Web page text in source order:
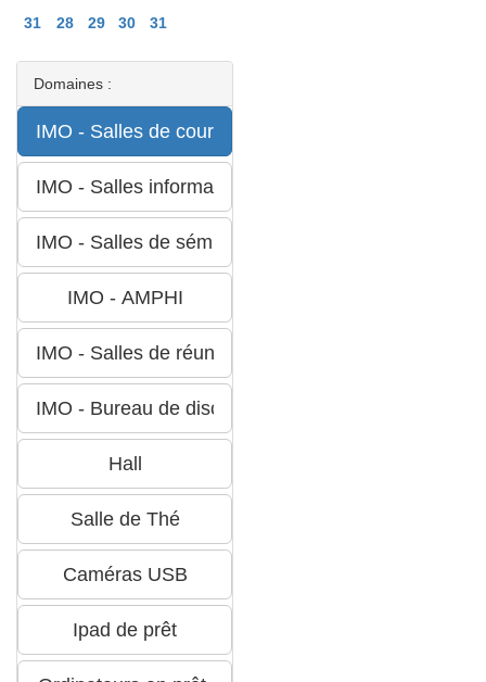
31
28 29 30 31
Domaines :